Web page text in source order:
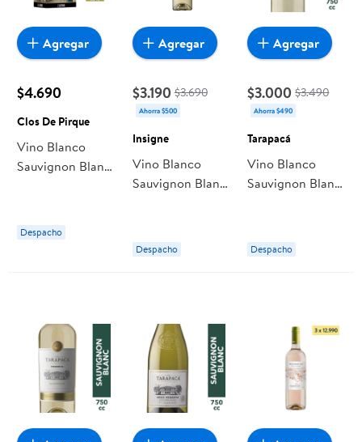
$4.690
Clos De Pirque
Vino Blanco
Sauvignon Blanc
Despacho
Agregar
$3.190 $3.690
Ahorra $500
Insigne
Vino Blanco
Sauvignon Blanc
Despacho
Agregar
$3.000 $3.490
Ahorra $490
Tarapacá
Vino Blanco
Sauvignon Blanc
Despacho
Agregar